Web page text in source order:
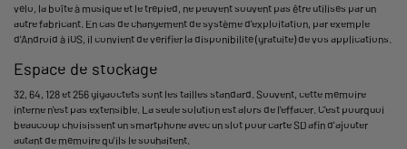
vélo, la boîte à musique et le trépied, ne peuvent souvent pas être utilisés par un
autre fabricant. En cas de changement de système d'exploitation, par exemple
d'Android à iOS, il convient de vérifier la disponibilité (gratuite) de vos applications.
Espace de stockage
32, 64, 128 et 256 gigaoctets sont les tailles standard. Souvent, cette mémoire
interne n'est pas extensible. La seule solution est alors de l'effacer. C'est pourquoi
beaucoup choisissent un smartphone avec un slot pour carte SD afin d'ajouter
autant de mémoire qu'ils le souhaitent.